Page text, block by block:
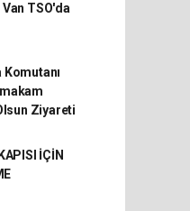
TSO'da
Ziyareti
İÇİN